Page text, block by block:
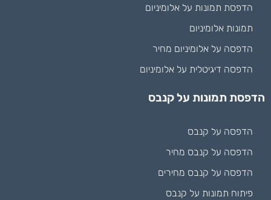
הדפסת תמונות על אלומיניום
תמונות אלומיניום
הדפסה על אלומיניום מחיר
הדפסה דיגיטלית על אלומיניום
הדפסת תמונות על קנבס
הדפסה על קנבס
הדפסה על קנבס מחיר
הדפסה על קנבס מחירים
פיתוח תמונות על קנבס